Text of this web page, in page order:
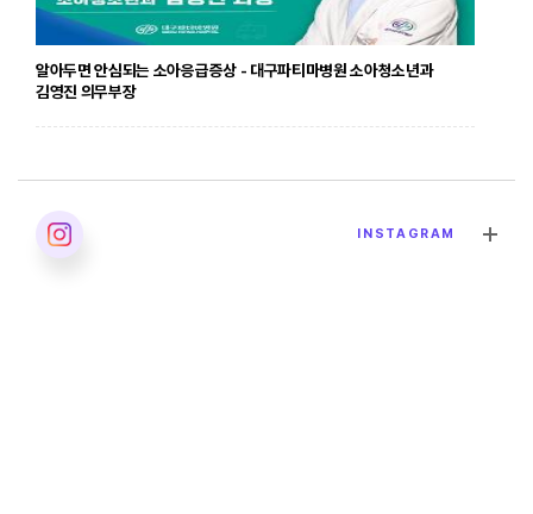
알아두면 안심되는 소아응급증상 - 대구파티마병원 소아청소년과
김영진 의무부장
INSTAGRAM